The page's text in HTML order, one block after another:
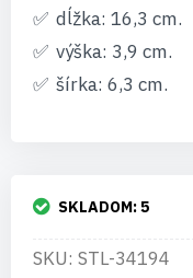
dĺžka: 16,3 cm.
výška: 3,9 cm.
šírka: 6,3 cm.
SKLADOM:5
SKU: STL-34194